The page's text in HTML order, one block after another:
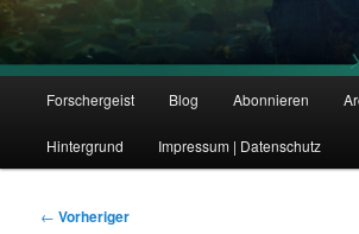
i
ä
Forschergeist
p
Z
u
Z
u
Forschergeist Blog Abonnieren
Hintergrund Impressum | Datenschutz
B
← Vorheriger